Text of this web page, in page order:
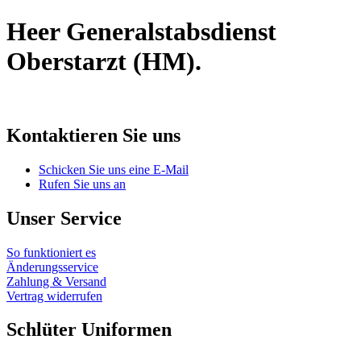
Heer Generalstabsdienst
Oberstarzt (HM).
Kontaktieren Sie uns
Schicken Sie uns eine E-Mail
Rufen Sie uns an
Unser Service
So funktioniert es
Änderungsservice
Zahlung & Versand
Vertrag widerrufen
Schlüter Uniformen